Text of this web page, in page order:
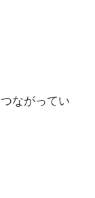
ながってい